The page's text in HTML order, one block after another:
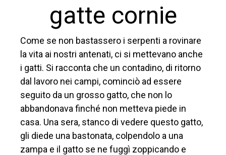
gatte cornie
Come se non bastassero i serpenti a rovinare
la vita ai nostri antenati, ci si mettevano anche
i gatti. Si racconta che un contadino, di ritorno
dal lavoro nei campi, cominciò ad essere
seguito da un grosso gatto, che non lo
abbandonava finché non metteva piede in
casa. Una sera, stanco di vedere questo gatto,
gli diede una bastonata, colpendolo a una
zampa e il gatto se ne fuggì zoppicando e